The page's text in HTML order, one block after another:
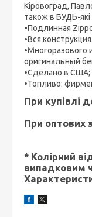
Кіровоград,
також в БУДЬ-
•Подлинная
•Вся
оригинальный
•Сделано в США;
•Топливо:
При купівлі
При оптових
* Колірний
випадковим